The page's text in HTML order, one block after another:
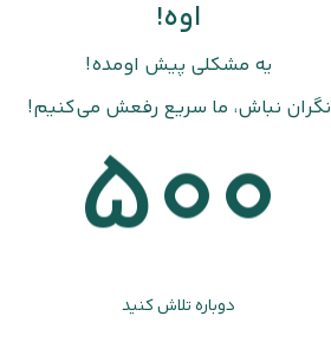
اوه!
یه مشکلی پیش اومده!
نگران نباش، ما سریع رفعش می‌کنیم!
500
دوباره تلاش کنید